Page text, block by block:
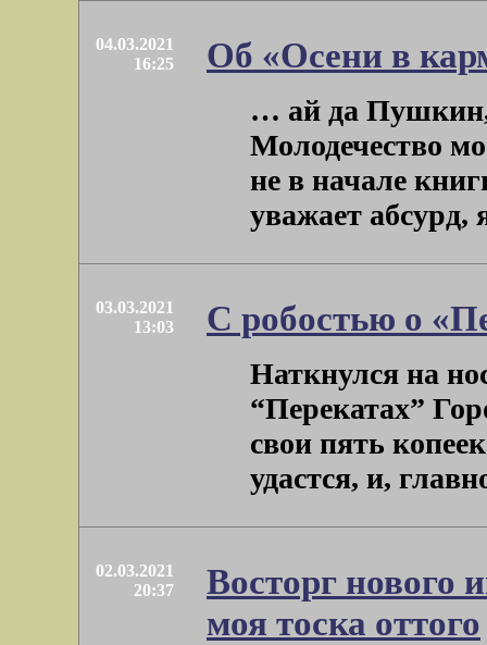
04.03.2021
16:25
Об «Осени в
… ай да
Молодечество
не в начале
уважает абсурд,
03.03.2021
13:03
С робостью о
Наткнулся на
“Перекатах”
свои пять
удастся, и,
02.03.2021
20:37
Восторг нового
моя тоска оттого